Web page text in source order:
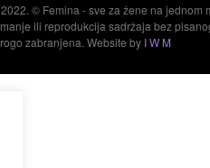
© Femina - sve za žene na jednom
ili reprodukcija sadržaja bez
zabranjena. Website by I W M